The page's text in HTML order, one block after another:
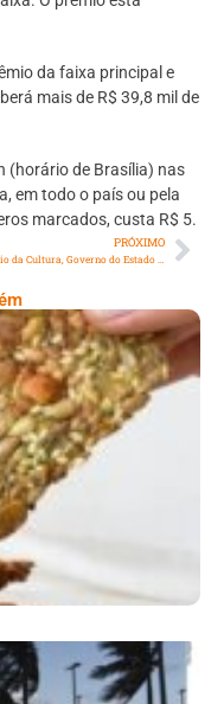
da faixa principal e
mais de R$ 39,8 mil de
(horário de Brasília) nas
em todo o país ou pela
marcados, custa R$ 5.
PRÓXIMO
Ministério da Cultura, Governo do Estado do Rio de Janeiro, Secretaria de Estado de Cultura e Economia Criativa do Rio de Janeiro, através da Lei Paulo Gustavo, apresentam: Isaura
Sementes